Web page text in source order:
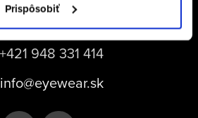
Prispôsobiť
+421 948 331 414
+421 948 331 414